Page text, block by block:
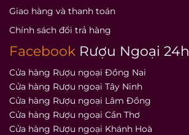
Giao hàng và thanh toán
Chính sách đổi trả hàng
Facebook Rượu Ngoại 24h
Cửa hàng Rượu ngoại Đồng Nai
Cửa hàng Rượu ngoại Tây Ninh
Cửa hàng Rượu ngoại Lâm Đồng
Cửa hàng Rượu ngoại Cần Thơ
Cửa hàng Rượu ngoại Khánh Hoà